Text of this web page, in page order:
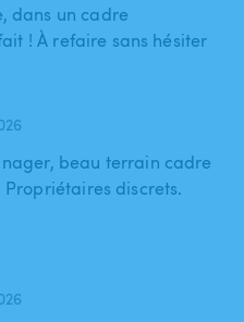
dans un cadre
! À refaire sans hésiter
beau terrain cadre
discrets.